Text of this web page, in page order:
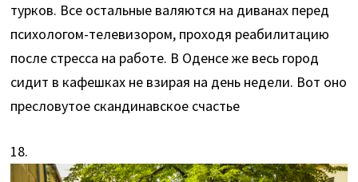
турков. Все остальные валяются на диванах перед
психологом-телевизором, проходя реабилитацию
после стресса на работе. В Оденсе же весь город
сидит в кафешках не взирая на день недели. Вот оно
пресловутое скандинавское счастье
18.